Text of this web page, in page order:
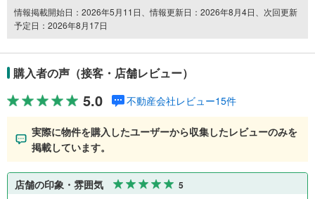
情報掲載開始日：2026年5月11日、情報更新日：2026年8月4日、次回更新
予定日：2026年8月17日
購入者の声（接客・店舗レビュー）
5.0 不動産会社レビュー15件
実際に物件を購入したユーザーから収集したレビューのみを
掲載しています。
店舗の印象・雰囲気 5